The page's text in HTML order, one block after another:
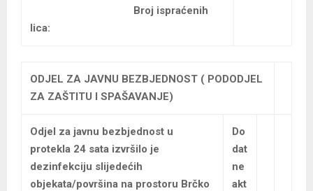
Broj ispraćenih
lica:
ODJEL ZA JAVNU BEZBJEDNOST ( PODODJEL
ZA ZAŠTITU I SPAŠAVANJE)
Odjel za javnu bezbjednost u
protekla 24 sata izvršilo je
dezinfekciju slijedećih
objekata/površina na prostoru Brčko
Do
dat
ne
akt